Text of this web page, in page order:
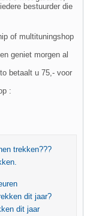
bestuurder die
of multituningshop
geniet morgen al
betaalt u 75,- voor
:
trekken???
dit jaar?
dit jaar